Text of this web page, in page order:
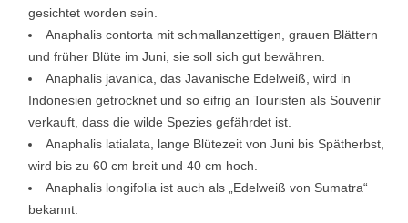
gesichtet worden sein.
Anaphalis contorta mit schmallanzettigen, grauen Blättern
und früher Blüte im Juni, sie soll sich gut bewähren.
Anaphalis javanica, das Javanische Edelweiß, wird in
Indonesien getrocknet und so eifrig an Touristen als Souvenir
verkauft, dass die wilde Spezies gefährdet ist.
Anaphalis latialata, lange Blütezeit von Juni bis Spätherbst,
wird bis zu 60 cm breit und 40 cm hoch.
Anaphalis longifolia ist auch als „Edelweiß von Sumatra“
bekannt.